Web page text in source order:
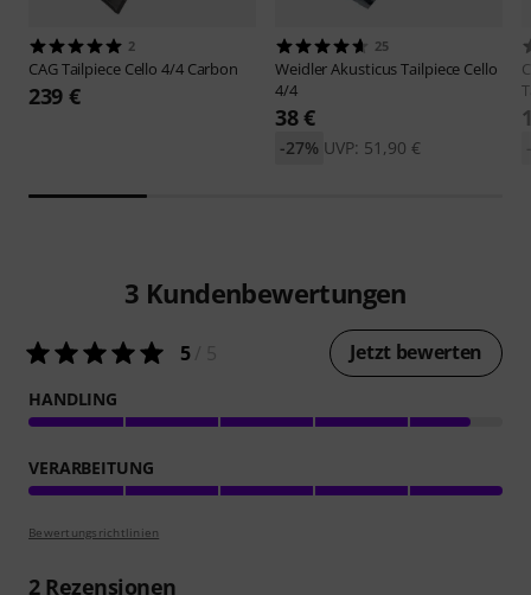
2
CAGTailpiece Cello 4/4 Carbon
239 €
25
WeidlerAkusticus Tailpiece Cello
4/4
38 €
UVP: 51,90 €
-27%
3 Kundenbewertungen
5/ 5 Jetzt bewerten
HANDLING
VERARBEITUNG
Bewertungsrichtlinien
2Rezensionen